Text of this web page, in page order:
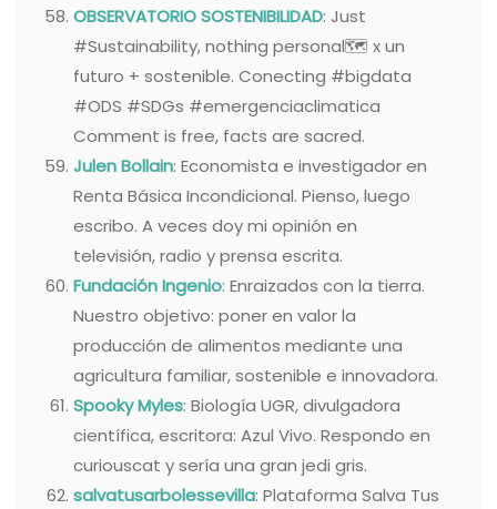
OBSERVATORIO SOSTENIBILIDAD: Just
#Sustainability, nothing personal🗺 x un
futuro + sostenible. Conecting #bigdata
#ODS #SDGs #emergenciaclimatica
Comment is free, facts are sacred.
Julen Bollain: Economista e investigador en
Renta Básica Incondicional. Pienso, luego
escribo. A veces doy mi opinión en
televisión, radio y prensa escrita.
Fundación Ingenio: Enraizados con la tierra.
Nuestro objetivo: poner en valor la
producción de alimentos mediante una
agricultura familiar, sostenible e innovadora.
Spooky Myles: Biología UGR, divulgadora
científica, escritora: Azul Vivo. Respondo en
curiouscat y sería una gran jedi gris.
salvatusarbolessevilla: Plataforma Salva Tus